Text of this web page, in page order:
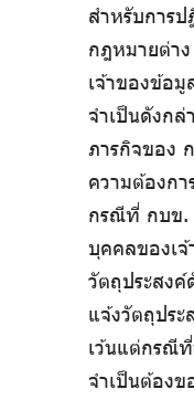
สำหรับการ
กฎหมายต่า
เจ้าของข้อ
จำเป็นดังก
ภารกิจของ
ความต้องก
กรณีที่ กบข.
บุคคลของเ
วัตถุประสงค์
แจ้งวัตถุปร
เว้นแต่กรณี
จำเป็นต้อง